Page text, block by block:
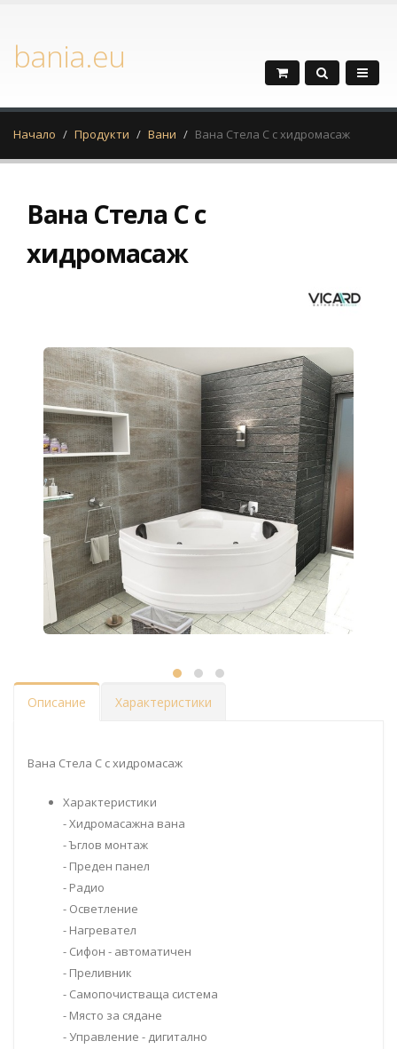
bania.eu
Начало Продукти Вани Вана Стела C с хидромасаж
Вана Стела C с
хидромасаж
Описание Характеристики
Вана Стела C с хидромасаж
Характеристики
- Хидромасажна вана
- Ъглов монтаж
- Преден панел
- Радио
- Осветление
- Нагревател
- Сифон - автоматичен
- Преливник
- Самопочистваща система
- Място за сядане
- Управление - дигитално